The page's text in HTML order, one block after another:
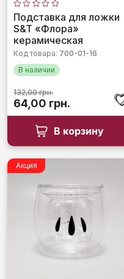
Оценка
0
из
Подставка для ложки
S&T «Флора»
керамическая
Код товара: 700-01-16
В наличии
132,00грн.
Первоначальная
цена
составляла
132,00 грн..
64,00 грн. Текущая
цена:
64,00 грн..
В корзину
Акция